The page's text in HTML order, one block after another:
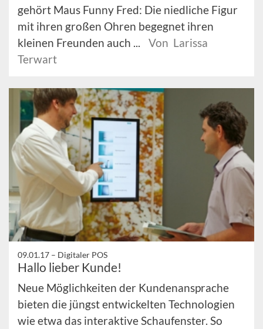
gehört Maus Funny Fred: Die niedliche Figur
mit ihren großen Ohren begegnet ihren
kleinen Freunden auch ...
Von Larissa
Terwart
09.01.17 – Digitaler POS
Hallo lieber Kunde!
Neue Möglichkeiten der Kundenansprache
bieten die jüngst entwickelten Technologien
wie etwa das interaktive Schaufenster. So